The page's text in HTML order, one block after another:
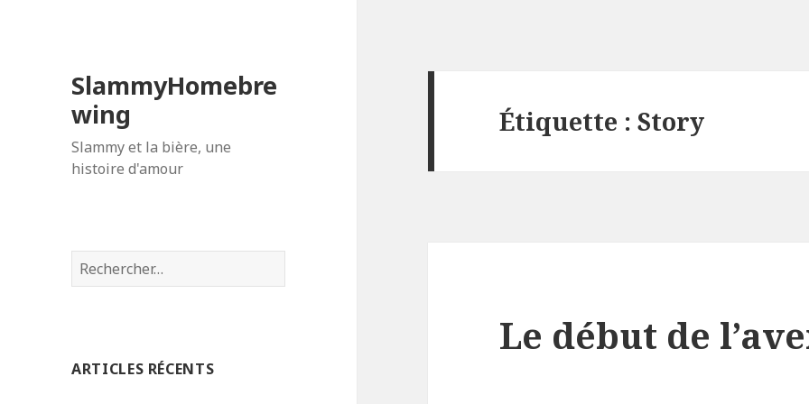
SlammyHomebre
wing
Slammy et la bière, une
histoire d'amour
Rechercher :
ARTICLES RÉCENTS
Étiquette :Story
Le début de